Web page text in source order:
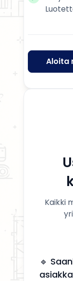
Aloita
Kaikki
🔹